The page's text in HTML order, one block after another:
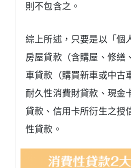
則不包含之。
綜上所述，只要是以「個
房屋貸款（含購屋、修繕
車貸款（購買新車或中古
耐久性消費財貸款、現金
貸款、信用卡所衍生之授
性貸款。